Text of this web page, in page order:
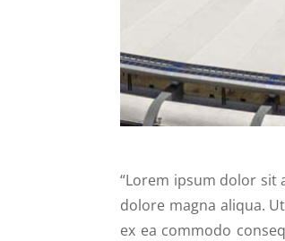
“Lorem ipsum dolor
dolore magna aliqua.
ex ea commodo